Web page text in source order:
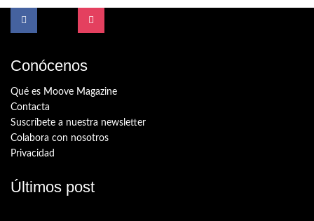
Conócenos
Qué es Moove Magazine
Contacta
Suscríbete a nuestra newsletter
Colabora con nosotros
Privacidad
Últimos post